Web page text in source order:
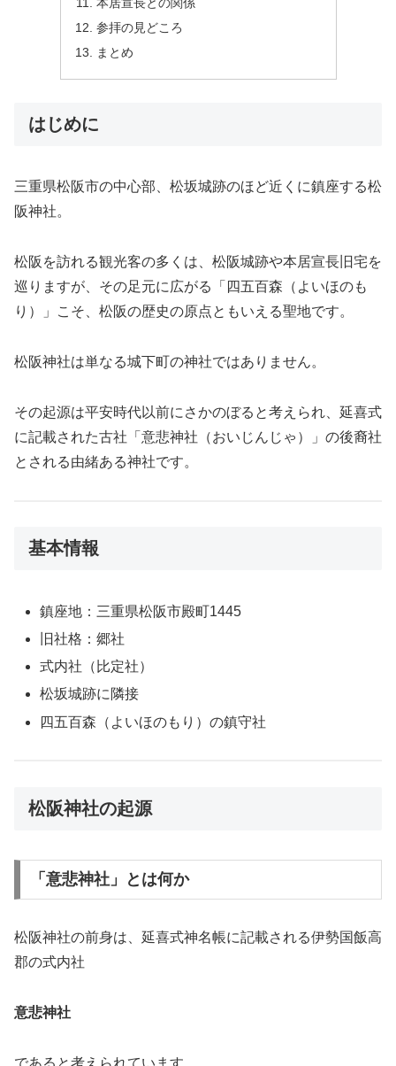
本居宣長との関係
参拝の見どころ
まとめ
はじめに
三重県松阪市の中心部、松坂城跡のほど近くに鎮座する松
阪神社。
松阪を訪れる観光客の多くは、松阪城跡や本居宣長旧宅を
巡りますが、その足元に広がる「四五百森（よいほのも
り）」こそ、松阪の歴史の原点ともいえる聖地です。
松阪神社は単なる城下町の神社ではありません。
その起源は平安時代以前にさかのぼると考えられ、延喜式
に記載された古社「意悲神社（おいじんじゃ）」の後裔社
とされる由緒ある神社です。
基本情報
鎮座地：三重県松阪市殿町1445
旧社格：郷社
式内社（比定社）
松坂城跡に隣接
四五百森（よいほのもり）の鎮守社
松阪神社の起源
「意悲神社」とは何か
松阪神社の前身は、延喜式神名帳に記載される伊勢国飯高
郡の式内社
意悲神社
であると考えられています。